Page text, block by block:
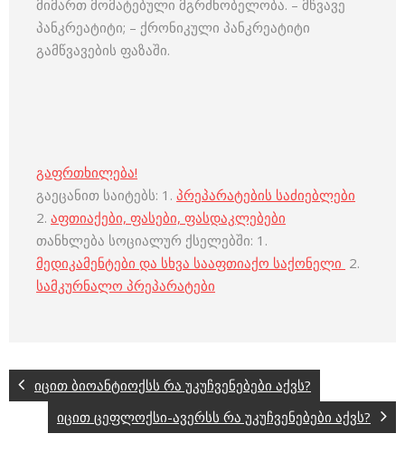
მიმართ მომატებული მგრძნობელობა. – მწვავე
პანკრეატიტი; – ქრონიკული პანკრეატიტი
გამწვავების ფაზაში.
გაფრთხილება!
გაეცანით საიტებს: 1. პრეპარატების საძიებლები
2. აფთიაქები, ფასები, ფასდაკლებები
თანხლება სოციალურ ქსელებში: 1.
მედიკამენტები და სხვა სააფთიაქო საქონელი 2.
სამკურნალო პრეპარატები
იცით ბიოანტიოქსს რა უკუჩვენებები აქვს?
იცით ცეფლოქსი-ავერსს რა უკუჩვენებები აქვს?